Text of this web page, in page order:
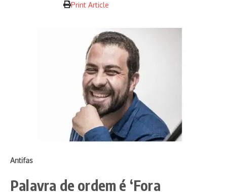
Print Article
Antifas
Palavra de ordem é ‘Fora